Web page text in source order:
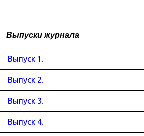
Выпуски журнала
Выпуск 1.
Выпуск 2.
Выпуск 3.
Выпуск 4.